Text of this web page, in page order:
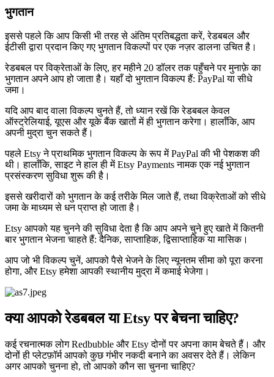
भुगतान
इससे पहले कि आप किसी भी तरह से अंतिम प्रतिबद्धता करें, रेडबबल और
ईटीसी द्वारा प्रदान किए गए भुगतान विकल्पों पर एक नज़र डालना उचित है।
रेडबबल पर विक्रेताओं के लिए, हर महीने 20 डॉलर तक पहुँचने पर मुनाफ़े का
भुगतान अपने आप हो जाता है। यहाँ दो भुगतान विकल्प हैं: PayPal या सीधे
जमा।
यदि आप बाद वाला विकल्प चुनते हैं, तो ध्यान रखें कि रेडबबल केवल
ऑस्ट्रेलियाई, यूएस और यूके बैंक खातों में ही भुगतान करेगा। हालाँकि, आप
अपनी मुद्रा चुन सकते हैं।
पहले Etsy ने प्राथमिक भुगतान विकल्प के रूप में PayPal की भी पेशकश की
थी। हालाँकि, साइट ने हाल ही में Etsy Payments नामक एक नई भुगतान
प्रसंस्करण सुविधा शुरू की है।
इससे खरीदारों को भुगतान के कई तरीके मिल जाते हैं, तथा विक्रेताओं को सीधे
जमा के माध्यम से धन प्राप्त हो जाता है।
Etsy आपको यह चुनने की सुविधा देता है कि आप अपने चुने हुए खाते में कितनी
बार भुगतान भेजना चाहते हैं: दैनिक, साप्ताहिक, द्विसाप्ताहिक या मासिक।
आप जो भी विकल्प चुनें, आपको पैसे भेजने के लिए न्यूनतम सीमा को पूरा करना
होगा, और Etsy हमेशा आपकी स्थानीय मुद्रा में कमाई भेजेगा।
क्या आपको रेडबबल या Etsy पर बेचना चाहिए?
कई रचनात्मक लोग Redbubble और Etsy दोनों पर अपना काम बेचते हैं। और
दोनों ही प्लेटफ़ॉर्म आपको कुछ गंभीर नकदी बनाने का अवसर देते हैं। लेकिन
अगर आपको चुनना हो, तो आपको कौन सा चुनना चाहिए?